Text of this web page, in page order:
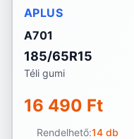
APLUS
A701
185/65R15
Téli gumi
16 490 Ft
Rendelhető:14 db